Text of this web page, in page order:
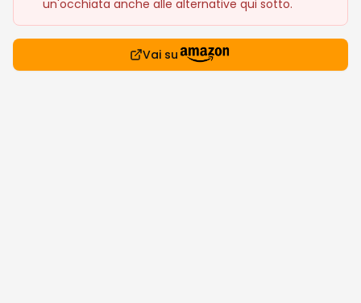
un'occhiata anche alle alternative qui sotto.
Vai su